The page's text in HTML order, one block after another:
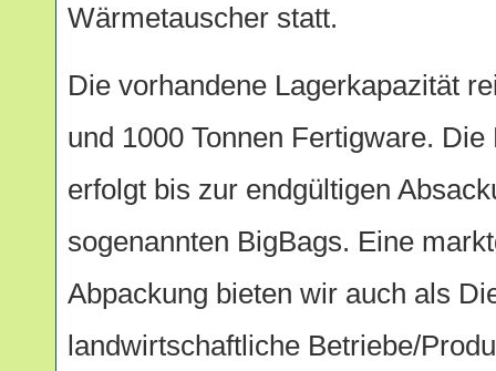
Wärmetauscher statt.
Die vorhandene Lagerkapazität
und 1000 Tonnen Fertigware.
erfolgt bis zur endgültigen
sogenannten BigBags. Eine
Abpackung bieten wir auch als
landwirtschaftliche Betriebe/